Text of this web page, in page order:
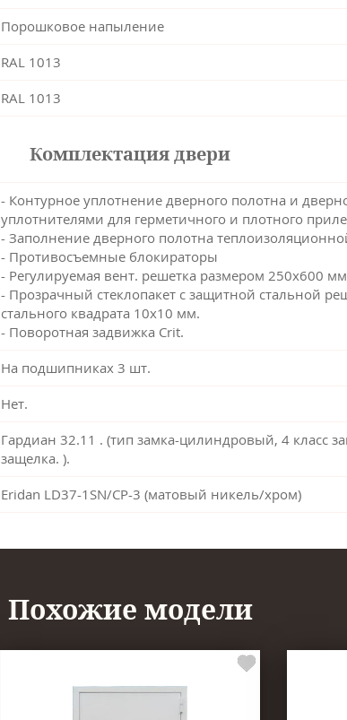
Порошковое напыление
RAL 1013
RAL 1013
Комплектация двери
- Контурное уплотнение дверного полотна и
уплотнителями для герметичного и плотного
- Заполнение дверного полотна
- Противосъемные блокираторы
- Регулируемая вент. решетка размером 250х600
- Прозрачный стеклопакет с защитной стальной
стального квадрата 10х10 мм.
- Поворотная задвижка Crit.
На подшипниках 3 шт.
Нет.
Гардиан 32.11 . (тип замка-цилиндровый, 4 класс
защелка. ).
Eridan LD37-1SN/CP-3 (матовый никель/хром)
Похожие модели